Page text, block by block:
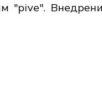
"pive".